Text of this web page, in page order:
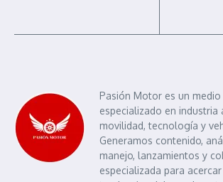
Pasión Motor es un
especializado en industria
movilidad, tecnología y
Generamos contenido,
manejo, lanzamientos y
especializada para